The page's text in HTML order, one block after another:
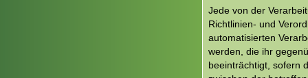
Jede von der
Richtlinien- und
automatisierten
werden, die ihr
beeinträchtigt, sofern